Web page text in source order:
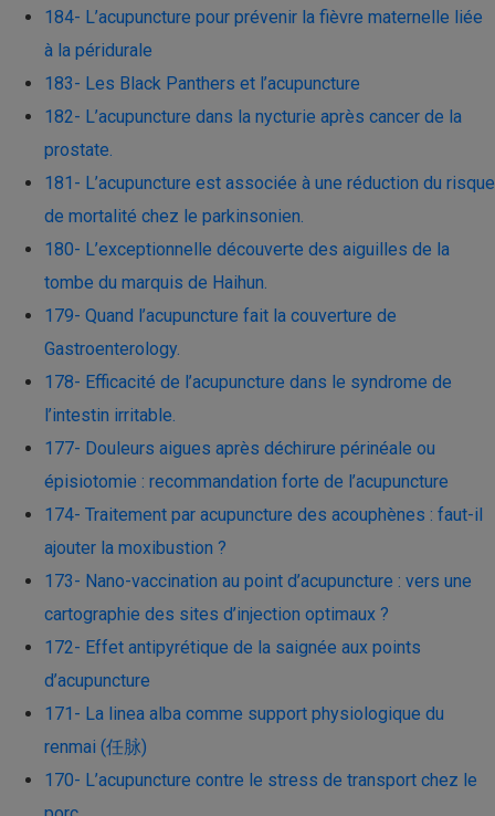
184- L’acupuncture pour prévenir la fièvre maternelle liée
à la péridurale
183- Les Black Panthers et l’acupuncture
182- L’acupuncture dans la nycturie après cancer de la
prostate.
181- L’acupuncture est associée à une réduction du risque
de mortalité chez le parkinsonien.
180- L’exceptionnelle découverte des aiguilles de la
tombe du marquis de Haihun.
179- Quand l’acupuncture fait la couverture de
Gastroenterology.
178- Efficacité de l’acupuncture dans le syndrome de
l’intestin irritable.
177- Douleurs aigues après déchirure périnéale ou
épisiotomie : recommandation forte de l’acupuncture
174- Traitement par acupuncture des acouphènes : faut-il
ajouter la moxibustion ?
173- Nano-vaccination au point d’acupuncture : vers une
cartographie des sites d’injection optimaux ?
172- Effet antipyrétique de la saignée aux points
d’acupuncture
171- La linea alba comme support physiologique du
renmai (任脉)
170- L’acupuncture contre le stress de transport chez le